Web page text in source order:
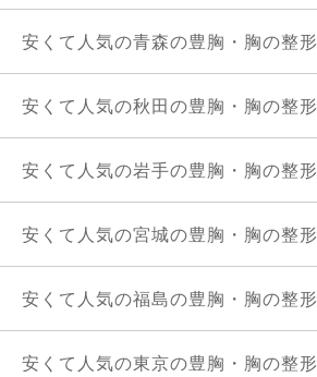
安くて人気の青森の豊胸・胸の整形
安くて人気の秋田の豊胸・胸の整形
安くて人気の岩手の豊胸・胸の整形
安くて人気の宮城の豊胸・胸の整形
安くて人気の福島の豊胸・胸の整形
安くて人気の東京の豊胸・胸の整形